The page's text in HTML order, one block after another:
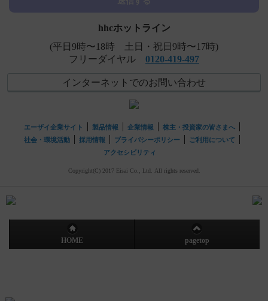
hhcホットライン
(平日9時〜18時 土日・祝日9時〜17時)
フリーダイヤル 0120-419-497
インターネットでのお問い合わせ
エーザイ企業サイト 製品情報 企業情報
株主・投資家の皆さまへ
社会・環境活動
採用情報 プライバシーポリシー
ご利用について
アクセシビリティ
Copyright(C) 2017 Eisai Co., Ltd. All rights reserved.
HOME pagetop